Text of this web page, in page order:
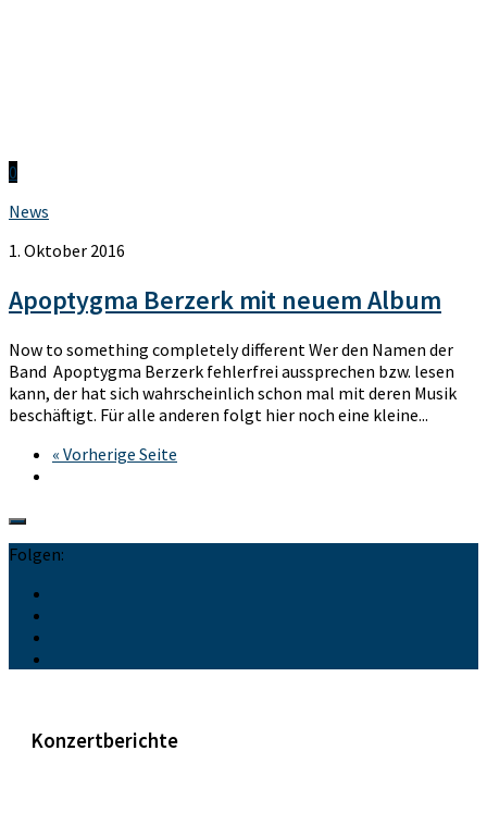
0
News
1. Oktober 2016
Apoptygma Berzerk mit neuem Album
Now to something completely different Wer den Namen der
Band Apoptygma Berzerk fehlerfrei aussprechen bzw. lesen
kann, der hat sich wahrscheinlich schon mal mit deren Musik
beschäftigt. Für alle anderen folgt hier noch eine kleine...
« Vorherige Seite
Folgen:
Konzertberichte